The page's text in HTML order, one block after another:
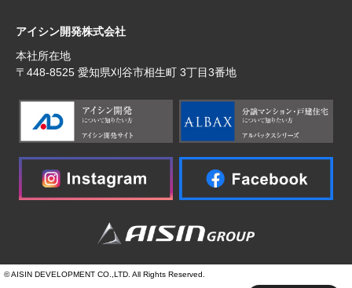
アイシン開発株式会社
本社所在地
〒448‐8525 愛知県刈谷市相生町 3丁目3番地
© AISIN DEVELOPMENT CO.,LTD. All Rights Reserved.